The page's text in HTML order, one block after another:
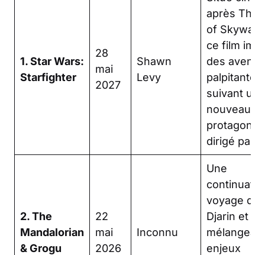
1. Star Wars:
Starfighter
28
mai
2027
Shawn
Levy
après The
of
ce film
des
palpitantes
suivant un
nouveau
dirigé par
2. The
Mandalorian
& Grogu
22
mai
2026
Inconnu
Une
voyage de
Djarin et
enjeux